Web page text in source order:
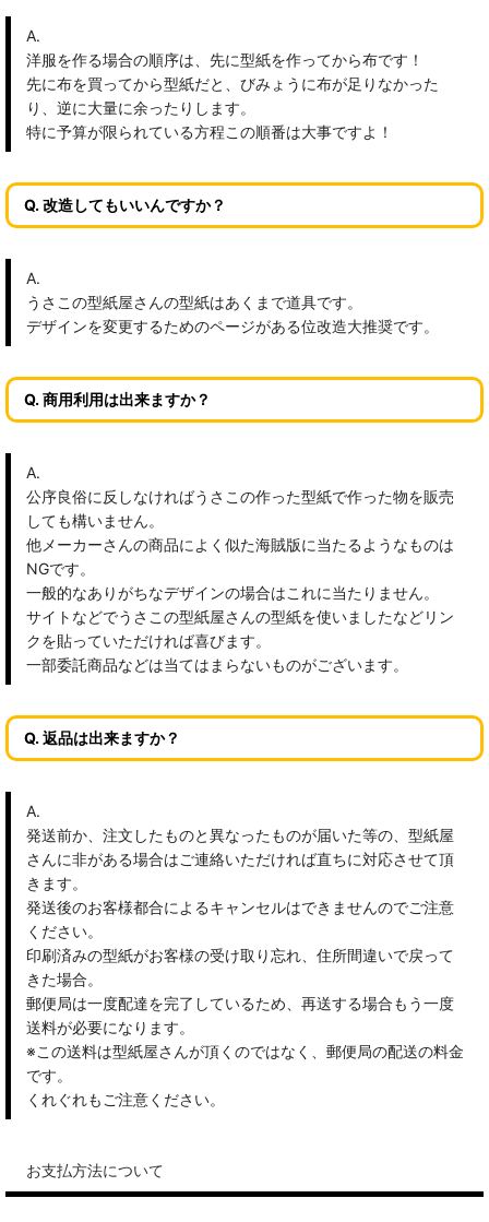
A.
洋服を作る場合の順序は、先に型紙を作ってから布です！
先に布を買ってから型紙だと、びみょうに布が足りなかった
り、逆に大量に余ったりします。
特に予算が限られている方程この順番は大事ですよ！
Q. 改造してもいいんですか？
A.
うさこの型紙屋さんの型紙はあくまで道具です。
デザインを変更するためのページがある位改造大推奨です。
Q. 商用利用は出来ますか？
A.
公序良俗に反しなければうさこの作った型紙で作った物を販売
しても構いません。
他メーカーさんの商品によく似た海賊版に当たるようなものは
NGです。
一般的なありがちなデザインの場合はこれに当たりません。
サイトなどでうさこの型紙屋さんの型紙を使いましたなどリン
クを貼っていただければ喜びます。
一部委託商品などは当てはまらないものがございます。
Q. 返品は出来ますか？
A.
発送前か、注文したものと異なったものが届いた等の、型紙屋
さんに非がある場合はご連絡いただければ直ちに対応させて頂
きます。
発送後のお客様都合によるキャンセルはできませんのでご注意
ください。
印刷済みの型紙がお客様の受け取り忘れ、住所間違いで戻って
きた場合。
郵便局は一度配達を完了しているため、再送する場合もう一度
送料が必要になります。
※この送料は型紙屋さんが頂くのではなく、郵便局の配送の料金
です。
くれぐれもご注意ください。
お支払方法について